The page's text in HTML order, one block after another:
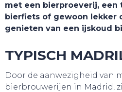
met een bierproeverij, een
bierfiets of gewoon lekker
genieten van een ijskoud
TYPISCH
Door de aanwezigheid van
bierbrouwerijen in Madrid,